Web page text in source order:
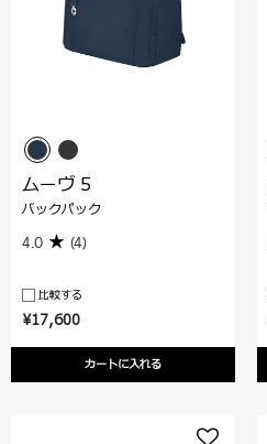
¥17,600
カートに入れる
ムーヴ 5
バックパック
4.0 (4)
比較する